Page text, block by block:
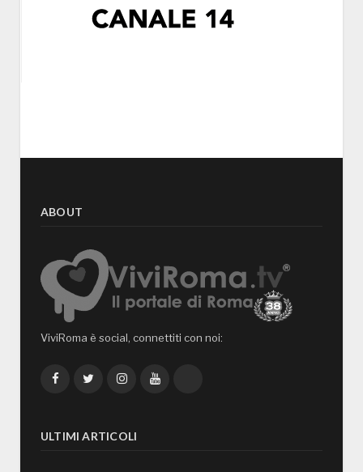
ABOUT
ViviRoma è social, connettiti con noi:
FacebookTwitterInstagramYouTube
ULTIMI ARTICOLI